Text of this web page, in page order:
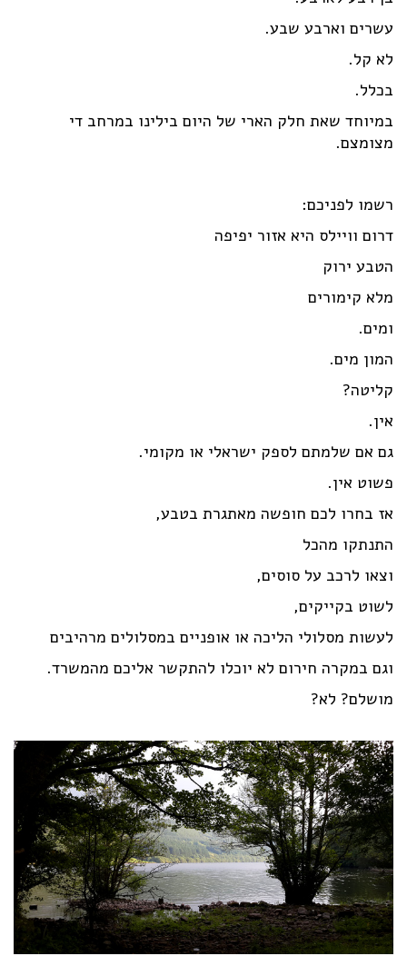
עשרים וארבע שבע.
לא קל.
בכלל.
במיוחד שאת חלק הארי של היום בילינו במרחב די
מצומצם.
רשמו לפניכם:
דרום וויילס היא אזור יפיפה
הטבע ירוק
מלא קימורים
ומים.
המון מים.
קליטה?
אין.
גם אם שלמתם לספק ישראלי או מקומי.
פשוט אין.
אז בחרו לכם חופשה מאתגרת בטבע,
התנתקו מהכל
וצאו לרכב על סוסים,
לשוט בקייקים,
לעשות מסלולי הליכה או אופניים במסלולים מרהיבים
וגם במקרה חירום לא יוכלו להתקשר אליכם מהמשרד.
מושלם? לא?